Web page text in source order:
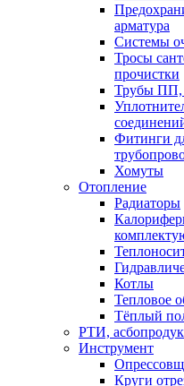
арматура
Системы
Тросы
прочистки
Трубы
Фитинги
Хомуты
Отопление
Радиаторы
Котлы
Тепловое
Тёплый
РТИ,
Инструмент
Круги